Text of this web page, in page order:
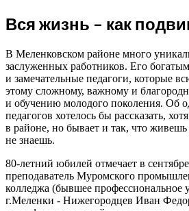
Вся жизнь – как
В Меленковском районе много
заслуженных работников. Его
и замечательные педагоги, которые
этому сложному, важному и
и обучению молодого поколения. Об
педагогов хотелось бы рассказать,
в районе, но бывает и так, что
не знаешь.
80-летний юбилей отмечает в
преподаватель Муромского
колледжа (бывшее
г.Меленки - Нижегородцев Иван